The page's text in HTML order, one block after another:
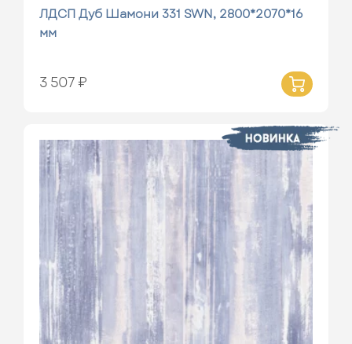
ЛДСП Дуб Шамони 331 SWN, 2800*2070*16
мм
3 507 ₽